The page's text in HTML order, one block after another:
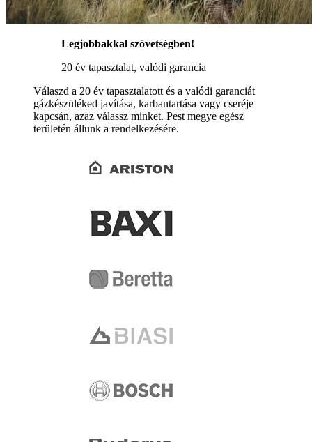
Legjobbakkal szövetségben!
20 év tapasztalat, valódi garancia
Válaszd a 20 év tapasztalatott és a valódi garanciát
gázkészüléked javítása, karbantartása vagy cseréje
kapcsán, azaz válassz minket. Pest megye egész
területén állunk a rendelkezésére.